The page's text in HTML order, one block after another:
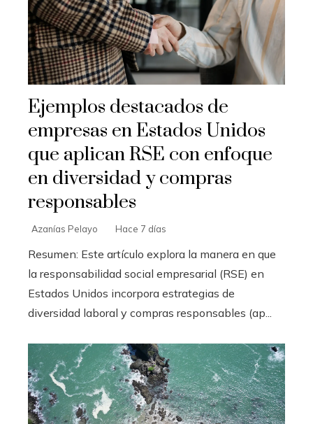
Ejemplos destacados de
empresas en Estados Unidos
que aplican RSE con enfoque
en diversidad y compras
responsables
Azanías Pelayo Hace 7 días
Resumen: Este artículo explora la manera en que
la responsabilidad social empresarial (RSE) en
Estados Unidos incorpora estrategias de
diversidad laboral y compras responsables (ap...